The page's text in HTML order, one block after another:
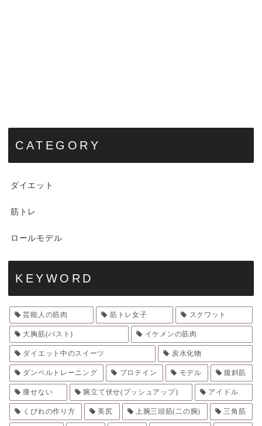
CATEGORY
ダイエット
筋トレ
ロールモデル
KEYWORD
芸能人の筋肉 筋トレ女子 スクワット
大胸筋(バスト) イケメンの筋肉
ダイエット中のスイーツ 炭水化物
ダンベルトレーニング プロテイン モデル 腹斜筋
痩せない 腕立て伏せ(プッシュアップ) アイドル
くびれの作り方 美尻 上腕三頭筋(二の腕) 三角筋